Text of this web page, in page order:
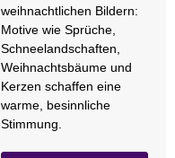
weihnachtlichen Bildern:
Motive wie Sprüche,
Schneelandschaften,
Weihnachtsbäume und
Kerzen schaffen eine
warme, besinnliche
Stimmung.